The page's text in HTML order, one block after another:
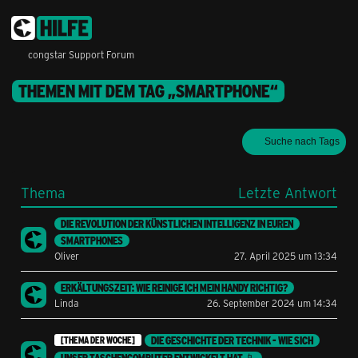
congstar Support Forum
THEMEN MIT DEM TAG „SMARTPHONE“
Suche nach Tags
Thema Letzte Antwort
DIE REVOLUTION DER KÜNSTLICHEN INTELLIGENZ IN EUREN
SMARTPHONES
Oliver
27. April 2025 um 13:34
ERKÄLTUNGSZEIT: WIE REINIGE ICH MEIN HANDY RICHTIG?
Linda
26. September 2024 um 14:34
[THEMA DER WOCHE]
DIE GESCHICHTE DER TECHNIK - WIE SICH